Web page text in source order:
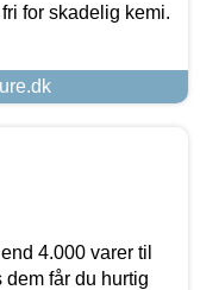
for skadelig kemi.
4.000 varer til
dem får du hurtig